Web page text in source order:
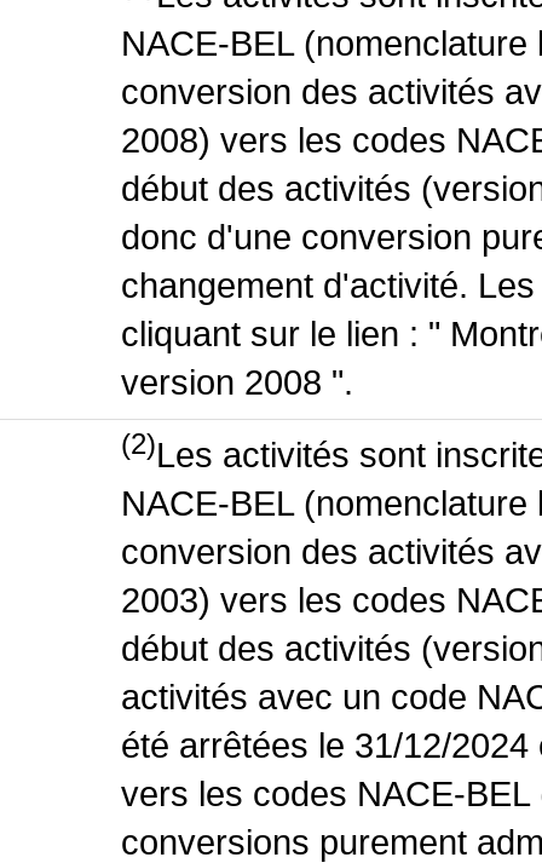
NACE-BEL
conversion des activités
2008) vers les codes
début des activités
donc d'une conversion
changement d'activité.
cliquant sur le lien : "
version 2008 ".
(2)Les activités sont
NACE-BEL
conversion des activités
2003) vers les codes
début des activités
activités avec un code
été arrêtées le 31/12/
vers les codes NACE-
conversions purement